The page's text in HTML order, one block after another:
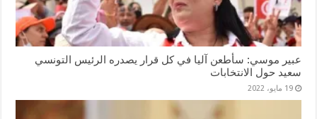
عبير موسي: سأطعن آليا في كل قرار يصدره الرئيس التونسي
سعيد حول الانتخابات
19 مايو، 2022